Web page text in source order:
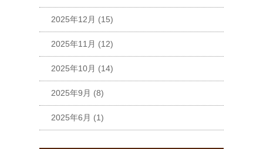
2025年12月 (15)
2025年11月 (12)
2025年10月 (14)
2025年9月 (8)
2025年6月 (1)